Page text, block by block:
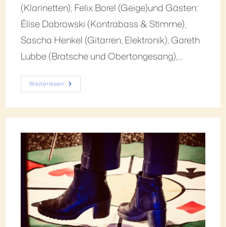
(Klarinetten), Felix Borel (Geige)und Gästen:
Élise Dabrowski (Kontrabass & Stimme),
Sascha Henkel (Gitarren, Elektronik), Gareth
Lubbe (Bratsche und Obertongesang),…
Weiterlesen